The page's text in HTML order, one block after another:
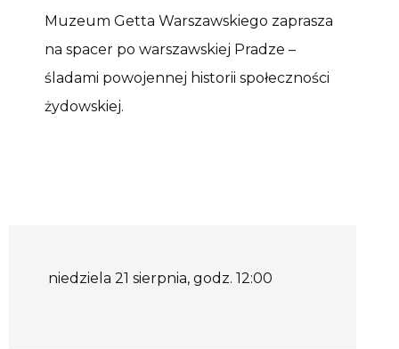
Muzeum Getta Warszawskiego zaprasza
na spacer po warszawskiej Pradze –
śladami powojennej historii społeczności
żydowskiej.
niedziela 21 sierpnia, godz. 12:00